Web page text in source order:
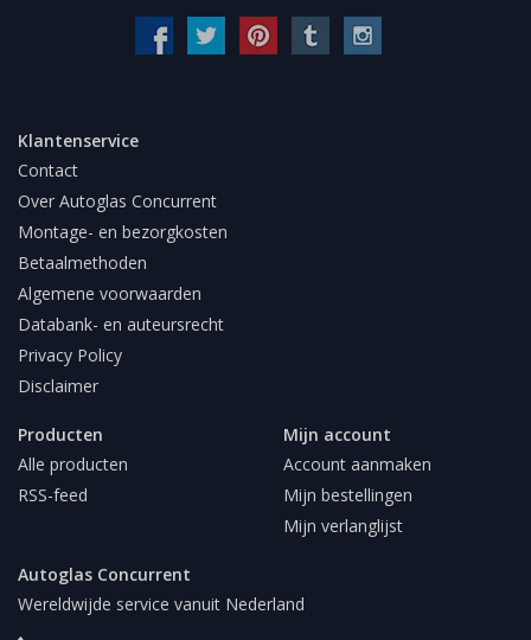
Klantenservice
Contact
Over Autoglas Concurrent
Montage- en bezorgkosten
Betaalmethoden
Algemene voorwaarden
Databank- en auteursrecht
Privacy Policy
Disclaimer
Producten
Alle producten
RSS-feed
Mijn account
Account aanmaken
Mijn bestellingen
Mijn verlanglijst
Autoglas Concurrent
Wereldwijde service vanuit Nederland